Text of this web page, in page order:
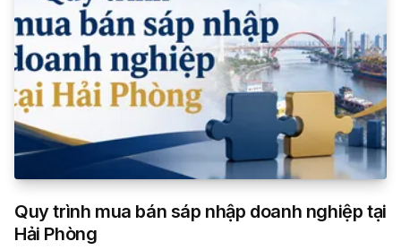
Quy trình mua bán sáp nhập doanh nghiệp tại
Hải Phòng